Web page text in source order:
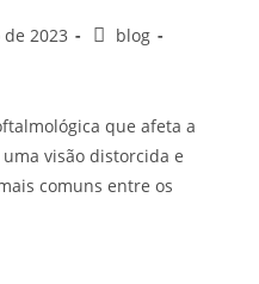
2023
blog
que afeta a
visão distorcida e
comuns entre os